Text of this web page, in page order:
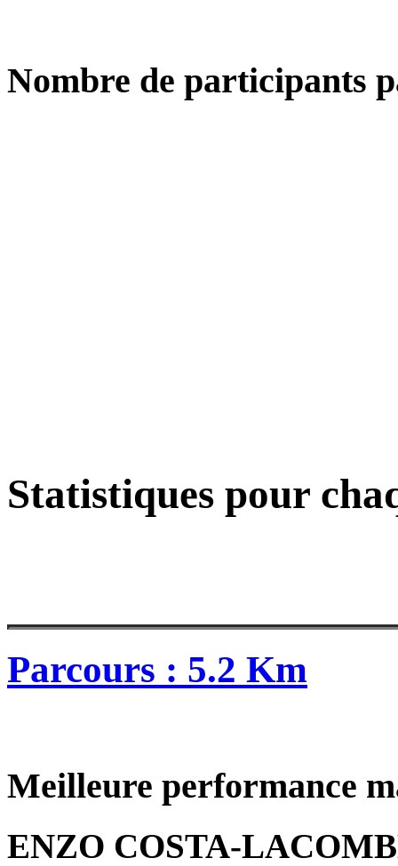
Nombre de participants
Statistiques pour
Parcours : 5.2 Km
Meilleure performance
ENZO COSTA-